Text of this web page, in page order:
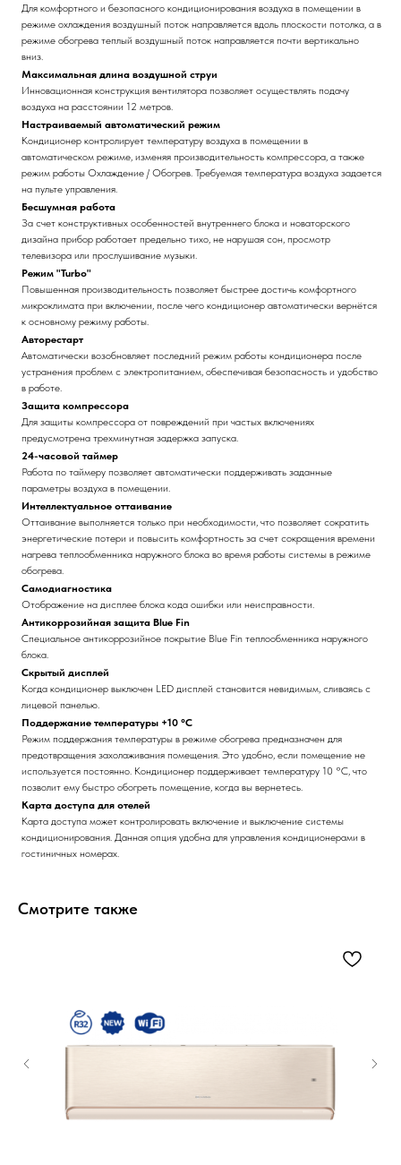
Для комфортного и безопасного кондиционирования воздуха в помещении в
режиме охлаждения воздушный поток направляется вдоль плоскости потолка, а в
режиме обогрева теплый воздушный поток направляется почти вертикально
вниз.
Максимальная длина воздушной струи
Инновационная конструкция вентилятора позволяет осуществлять подачу
воздуха на расстоянии 12 метров.
Настраиваемый автоматический режим
Кондиционер контролирует температуру воздуха в помещении в
автоматическом режиме, изменяя производительность компрессора, а также
режим работы Охлаждение / Обогрев. Требуемая температура воздуха задается
на пульте управления.
Бесшумная работа
За счет конструктивных особенностей внутреннего блока и новаторского
дизайна прибор работает предельно тихо, не нарушая сон, просмотр
телевизора или прослушивание музыки.
Режим "Turbo"
Повышенная производительность позволяет быстрее достичь комфортного
микроклимата при включении, после чего кондиционер автоматически вернётся
к основному режиму работы.
Авторестарт
Автоматически возобновляет последний режим работы кондиционера после
устранения проблем с электропитанием, обеспечивая безопасность и удобство
в работе.
Защита компрессора
Для защиты компрессора от повреждений при частых включениях
предусмотрена трехминутная задержка запуска.
24-часовой таймер
Работа по таймеру позволяет автоматически поддерживать заданные
параметры воздуха в помещении.
Интеллектуальное оттаивание
Оттаивание выполняется только при необходимости, что позволяет сократить
энергетические потери и повысить комфортность за счет сокращения времени
нагрева теплообменника наружного блока во время работы системы в режиме
обогрева.
Самодиагностика
Отображение на дисплее блока кода ошибки или неисправности.
Антикоррозийная защита Blue Fin
Специальное антикоррозийное покрытие Blue Fin теплообменника наружного
блока.
Скрытый дисплей
Когда кондиционер выключен LED дисплей становится невидимым, сливаясь с
лицевой панелью.
Поддержание температуры +10 °С
Режим поддержания температуры в режиме обогрева предназначен для
предотвращения захолаживания помещения. Это удобно, если помещение не
используется постоянно. Кондиционер поддерживает температуру 10 °С, что
позволит ему быстро обогреть помещение, когда вы вернетесь.
Карта доступа для отелей
Карта доступа может контролировать включение и выключение системы
кондиционирования. Данная опция удобна для управления кондиционерами в
гостиничных номерах.
Смотрите также